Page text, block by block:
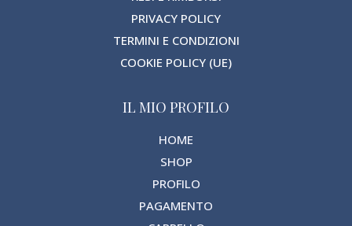
PRIVACY POLICY
TERMINI E CONDIZIONI
COOKIE POLICY (UE)
IL MIO PROFILO
HOME
SHOP
PROFILO
PAGAMENTO